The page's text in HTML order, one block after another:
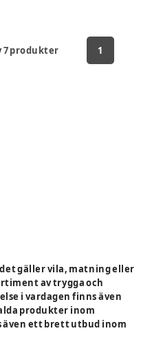
7produkter 1
gäller vila, matning eller
av trygga och
i vardagen finns även
produkter inom
även ett brett utbud inom